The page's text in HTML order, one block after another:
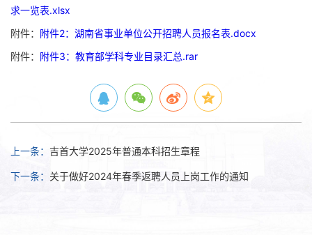
求一览表.xlsx
附件： 附件2：湖南省事业单位公开招聘人员报名表.docx
附件： 附件3：教育部学科专业目录汇总.rar
上一条： 吉首大学2025年普通本科招生章程
下一条： 关于做好2024年春季返聘人员上岗工作的通知